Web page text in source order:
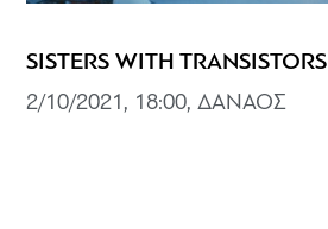
SISTERS WITH TRANSISTORS
2/10/2021, 18:00, ΔΑΝΑΟΣ